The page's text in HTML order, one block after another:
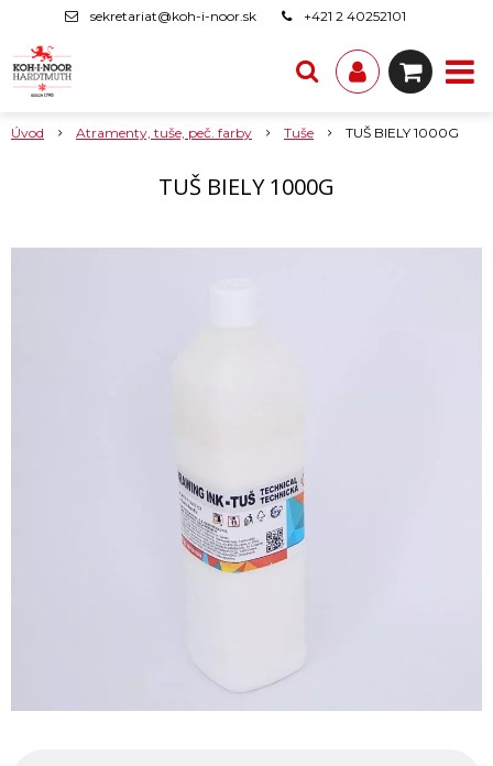
sekretariat@koh-i-noor.sk +421 2 40252101
Úvod Atramenty, tuše, peč. farby Tuše TUŠ BIELY 1000G
TUŠ BIELY 1000G